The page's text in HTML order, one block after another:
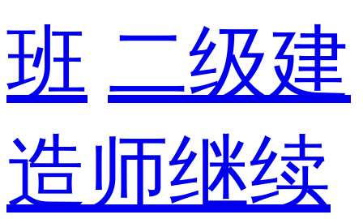
班 二级建
造师继续